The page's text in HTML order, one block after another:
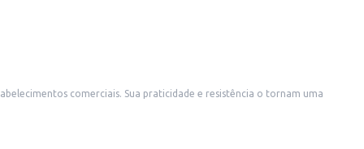
comerciais. Sua praticidade e resistência o tornam uma